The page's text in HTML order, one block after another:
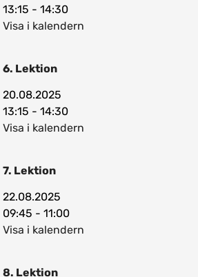
13:15 - 14:30
Visa i kalendern
6. Lektion
20.08.2025
13:15 - 14:30
Visa i kalendern
7. Lektion
22.08.2025
09:45 - 11:00
Visa i kalendern
8. Lektion